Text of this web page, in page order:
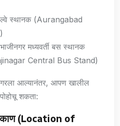
स्थानक (Aurangabad
मध्यवर्ती बस स्थानक
Central Bus Stand)
आल्यानंतर, आपण खालील
पोहोचू शकता:
(Location of